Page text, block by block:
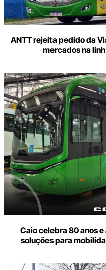
ANTT rejeita pedido da
mercados na
Caio celebra 80 anos
soluções para